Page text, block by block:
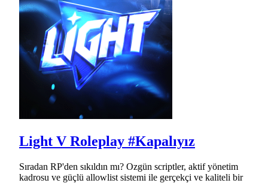
Light V Roleplay #Kapalıyız
Sıradan RP'den sıkıldın mı? Ozgün scriptler, aktif yönetim
kadrosu ve güçlü allowlist sistemi ile gerçekçi ve kaliteli bir